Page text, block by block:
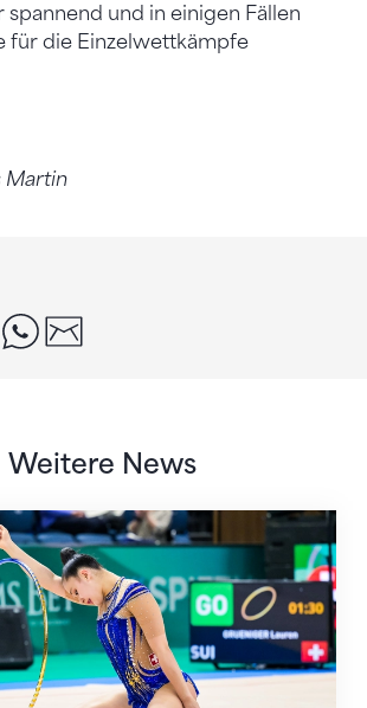
und in einigen Fällen
für die Einzelwettkämpfe
Martin
linkedinwhatsapp
Weitere News
Weltmeisterschaft